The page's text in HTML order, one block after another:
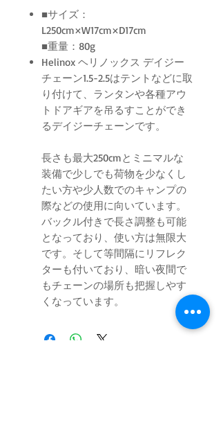
■サイズ：
L250cm×W17cm×D17cm
■重量：80g
Helinox ヘリノックス デイジー
チェーン1.5-2.5はテントなどに取
り付けて、ランタンや各種アウ
トドアギアを吊るすことができ
るデイジーチェーンです。
長さも最大250cmとミニマルな
装備で少しでも荷物を少なくし
たい方や少人数でのキャンプの
際などの使用に向いています。
バックル付きで長さ調整も可能
となっており、使い方は無限大
です。そして等間隔にリフレク
ターも付いており、暗い夜間で
もチェーンの場所も把握しやす
くなっています。